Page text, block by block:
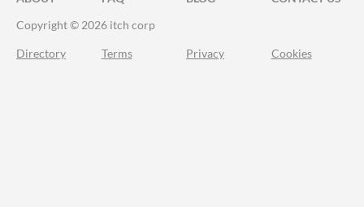
Copyright © 2026 itch corp
Directory Terms Privacy Cookies